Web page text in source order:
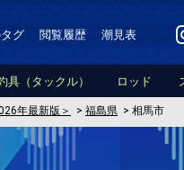
グ 閲覧履歴 潮見表
具（タックル） ロッド
年最新版＞ > 福島県 > 相馬市